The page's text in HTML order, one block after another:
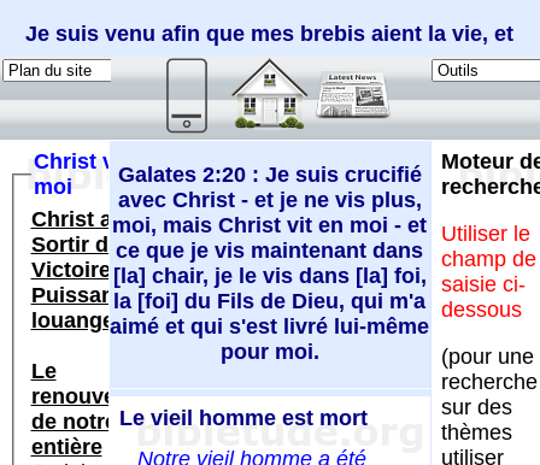
Je suis venu afin que mes brebis aient la vie, et
qu'elles l'aient en abondance (Jean 10:10)
Galates 2:20 : Je suis crucifié
avec Christ - et je ne vis plus,
moi, mais Christ vit en moi - et
ce que je vis maintenant dans
[la] chair, je le vis dans [la] foi,
la [foi] du Fils de Dieu, qui m'a
aimé et qui s'est livré lui-même
pour moi.